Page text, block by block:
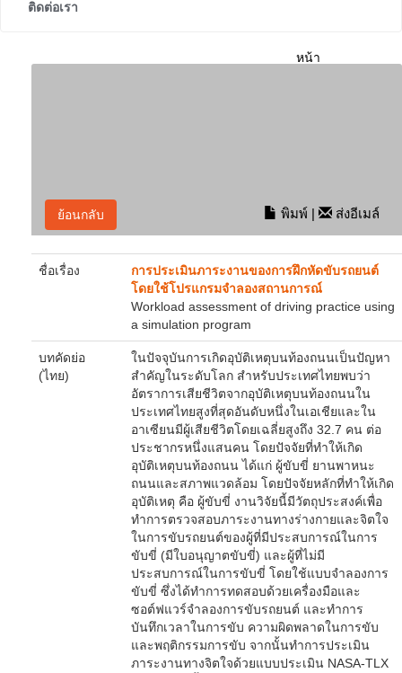
ติดต่อเรา
หน้า
ย้อนกลับ พิมพ์ | ส่งอีเมล์
ชื่อเรื่อง
การประเมินภาระงานของการฝึกหัดขับรถยนต์
โดยใช้โปรแกรมจำลองสถานการณ์
Workload assessment of driving practice using
a simulation program
บทคัดย่อ
(ไทย)
ในปัจจุบันการเกิดอุบัติเหตุบนท้องถนนเป็นปัญหา
สำคัญในระดับโลก สำหรับประเทศไทยพบว่า
อัตราการเสียชีวิตจากอุบัติเหตุบนท้องถนนใน
ประเทศไทยสูงที่สุดอันดับหนึ่งในเอเชียและใน
อาเซียนมีผู้เสียชีวิตโดยเฉลี่ยสูงถึง 32.7 คน ต่อ
ประชากรหนึ่งแสนคน โดยปัจจัยที่ทำให้เกิด
อุบัติเหตุบนท้องถนน ได้แก่ ผู้ขับขี่ ยานพาหนะ
ถนนและสภาพแวดล้อม โดยปัจจัยหลักที่ทำให้เกิด
อุบัติเหตุ คือ ผู้ขับขี่ งานวิจัยนี้มีวัตถุประสงค์เพื่อ
ทำการตรวจสอบภาระงานทางร่างกายและจิตใจ
ในการขับรถยนต์ของผู้ที่มีประสบการณ์ในการ
ขับขี่ (มีใบอนุญาตขับขี่) และผู้ที่ไม่มี
ประสบการณ์ในการขับขี่ โดยใช้แบบจำลองการ
ขับขี่ ซึ่งได้ทำการทดสอบด้วยเครื่องมือและ
ซอต์ฟแวร์จำลองการขับรถยนต์ และทำการ
บันทึกเวลาในการขับ ความผิดพลาดในการขับ
และพฤติกรรมการขับ จากนั้นทำการประเมิน
ภาระงานทางจิตใจด้วยแบบประเมิน NASA-TLX